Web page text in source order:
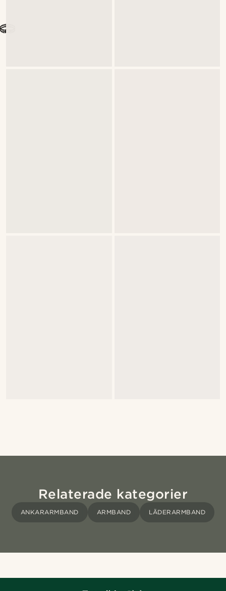
Relaterade kategorier
ANKARARMBAND ARMBAND LÄDERARMBAND